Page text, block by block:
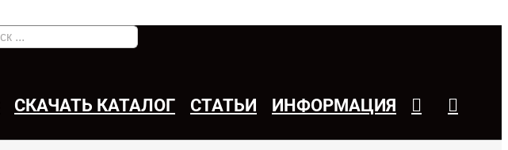
СКАЧАТЬ КАТАЛОГ СТАТЬИ ИНФОРМАЦИЯ